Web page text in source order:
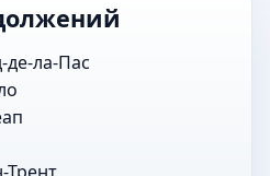
ла-Пас